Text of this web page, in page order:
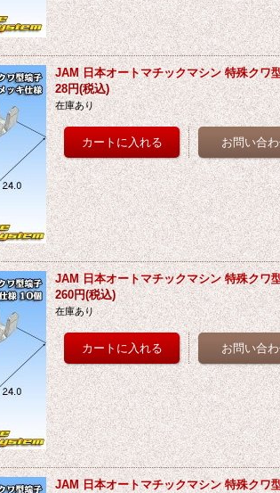
JAM 日本オートマチックマシン 特殊クワ
28円(税込)
在庫あり
JAM 日本オートマチックマシン 特殊クワ
260円(税込)
在庫あり
JAM 日本オートマチックマシン 特殊クワ